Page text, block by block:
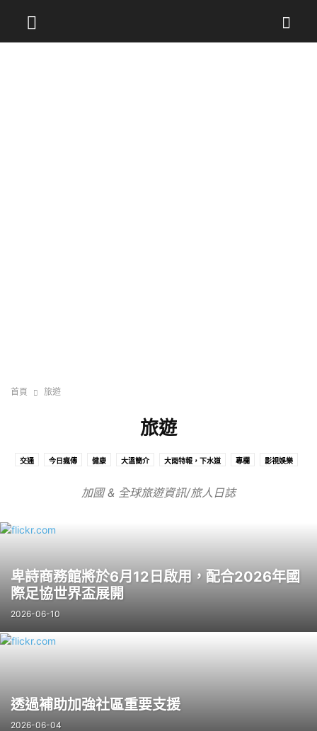
首頁 旅遊
旅遊
交通 今日瘋傳 健康 大溫簡介 大雨特報，下水道 專欄 影視娛樂
粉絲分享 藝術文化 警政 財經 趣聞
鑑價局，公告地價，估值，LULULEMON，POINT GREY，BELMONT AVE
加國 & 全球旅遊資訊/旅人日誌
卑詩商務館將於6月12日啟用，配合2026年國
際足協世界盃展開
2026-06-10
透過補助加強社區重要支援
2026-06-04